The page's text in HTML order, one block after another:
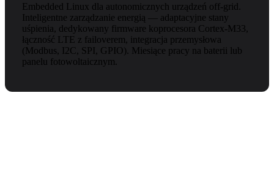
Embedded Linux dla autonomicznych urządzeń off-grid.
Inteligentne zarządzanie energią — adaptacyjne stany
uśpienia, dedykowany firmware koprocesora Cortex-M33,
łączność LTE z failoverem, integracja przemysłowa
(Modbus, I2C, SPI, GPIO). Miesiące pracy na baterii lub
panelu fotowoltaicznym.